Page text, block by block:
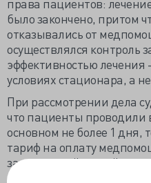
было закончено, притом
отказывались от
осуществлялся контроль
эффективностью
условиях стационара, а
При рассмотрении дела
что пациенты проводили
основном не более 1 дня,
тариф на оплату
законченный случай
предусматривает от 14 до